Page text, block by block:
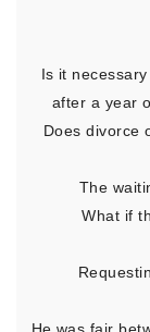
Is it
after a year
Does divorce
The
What if